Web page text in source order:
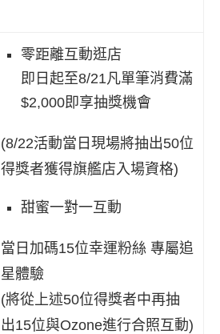
零距離互動逛店
即日起至8/21凡單筆消費滿
$2,000即享抽獎機會
(8/22活動當日現場將抽出50位
得獎者獲得旗艦店入場資格)
甜蜜一對一互動
當日加碼15位幸運粉絲 專屬追
星體驗
(將從上述50位得獎者中再抽
出15位與Ozone進行合照互動)